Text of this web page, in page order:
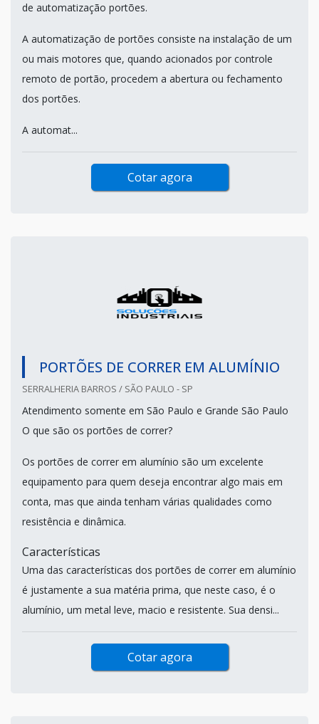
de automatização portões.
A automatização de portões consiste na instalação de um
ou mais motores que, quando acionados por controle
remoto de portão, procedem a abertura ou fechamento
dos portões.
A automat...
Cotar agora
PORTÕES DE CORRER EM ALUMÍNIO
SERRALHERIA BARROS / SÃO PAULO - SP
Atendimento somente em São Paulo e Grande São Paulo
O que são os portões de correr?
Os portões de correr em alumínio são um excelente
equipamento para quem deseja encontrar algo mais em
conta, mas que ainda tenham várias qualidades como
resistência e dinâmica.
Características
Uma das características dos portões de correr em alumínio
é justamente a sua matéria prima, que neste caso, é o
alumínio, um metal leve, macio e resistente. Sua densi...
Cotar agora